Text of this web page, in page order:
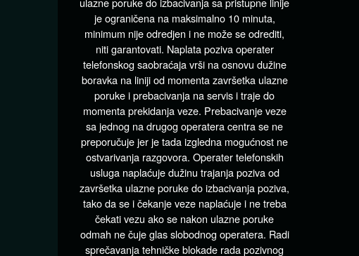
je ograničena na maksimalno 10 minuta,
minimum nije odredjen i ne može se odrediti,
niti garantovati. Naplata poziva operater
telefonskog saobraćaja vrši na osnovu dužine
boravka na liniji od momenta završetka ulazne
poruke i prebacivanja na servis i traje do
momenta prekidanja veze. Prebacivanje veze
sa jednog na drugog operatera centra se ne
preporučuje jer je tada izgledna mogućnost ne
ostvarivanja razgovora. Operater telefonskih
usluga naplaćuje dužinu trajanja poziva od
završetka ulazne poruke do izbacivanja poziva,
tako da se i čekanje veze naplaćuje i ne treba
čekati vezu ako se nakon ulazne poruke
odmah ne čuje glas slobodnog operatera. Radi
sprečavanja tehničke blokade rada pozivnog